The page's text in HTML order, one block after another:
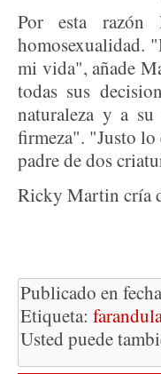
Por esta razón
homosexualidad.
mi vida", añade
todas sus
naturaleza y a
firmeza". "Justo lo
padre de dos
Ricky Martin cría
Publicado en
Etiqueta:
Usted puede